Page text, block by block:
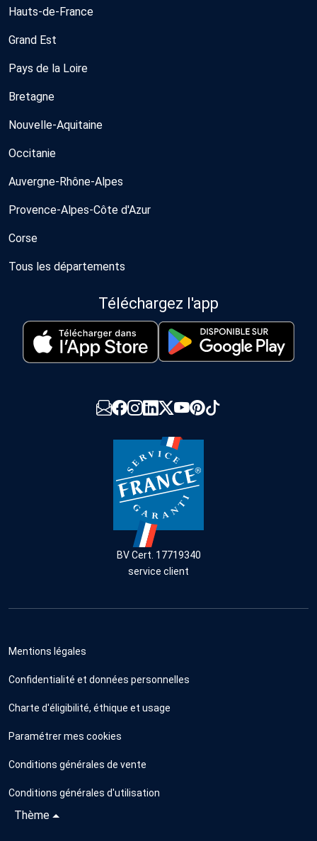
Hauts-de-France
Grand Est
Pays de la Loire
Bretagne
Nouvelle-Aquitaine
Occitanie
Auvergne-Rhône-Alpes
Provence-Alpes-Côte d'Azur
Corse
Tous les départements
Téléchargez l'app
BV Cert. 17719340
service client
Mentions légales
Confidentialité et données personnelles
Charte d'éligibilité, éthique et usage
Paramétrer mes cookies
Conditions générales de vente
Conditions générales d'utilisation
Thème